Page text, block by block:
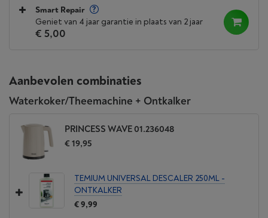
Smart Repair
Geniet van 4 jaar garantie in plaats van 2 jaar
€ 5,00
Aanbevolen combinaties
Waterkoker/Theemachine + Ontkalker
PRINCESS WAVE 01.236048
€ 19,95
TEMIUM UNIVERSAL DESCALER 250ML -
ONTKALKER
€ 9,99